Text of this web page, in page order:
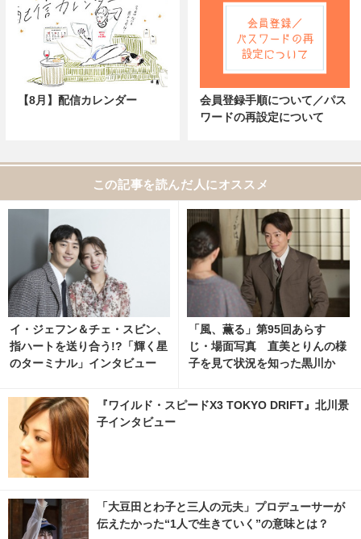
【8月】配信カレンダー
会員登録手順について／パス
ワードの再設定について
この記事を読んだ人にオススメ
イ・ジェフン＆チェ・スビン、
指ハートを送り合う!?「輝く星
のターミナル」インタビュー
「風、薫る」第95回あらす
じ・場面写真 直美とりんの様
子を見て状況を知った黒川か
送 2枚目の写真・画像 | cinem
acafe.net
『ワイルド・スピードX3 TOKYO DRIFT』北川景
子インタビュー
「大豆田とわ子と三人の元夫」プロデューサーが
伝えたかった“1人で生きていく”の意味とは？